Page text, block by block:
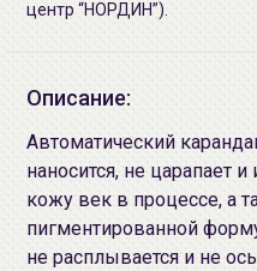
центр “НОРДИН”).
Описание:
Автоматический
наносится, не царапает
кожу век в процессе, а
пигментированной
не расплывается и не